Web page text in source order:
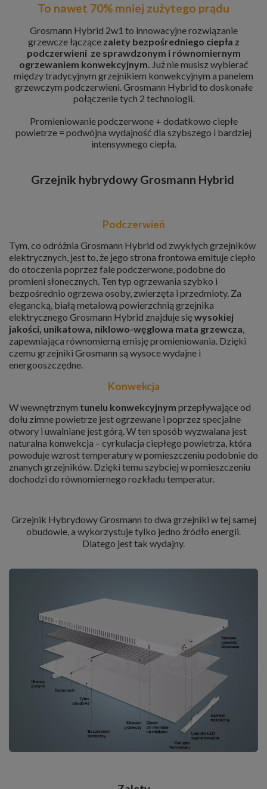
To nawet 70% mniej zużytego prądu
Grosmann Hybrid 2w1 to innowacyjne rozwiązanie
grzewcze łączące zalety bezpośredniego ciepła z
podczerwieni ze sprawdzonym i równomiernym
ogrzewaniem konwekcyjnym. Już nie musisz wybierać
między tradycyjnym grzejnikiem konwekcyjnym a panelem
grzewczym podczerwieni. Grosmann Hybrid to doskonałe
połączenie tych 2 technologii.
Promieniowanie podczerwone + dodatkowo ciepłe
powietrze = podwójna wydajność dla szybszego i bardziej
intensywnego ciepła.
Grzejnik hybrydowy Grosmann Hybrid
Podczerwień
Tym, co odróżnia Grosmann Hybrid od zwykłych grzejników
elektrycznych, jest to, że jego strona frontowa emituje ciepło
do otoczenia poprzez fale podczerwone, podobne do
promieni słonecznych. Ten typ ogrzewania szybko i
bezpośrednio ogrzewa osoby, zwierzęta i przedmioty. Za
elegancką, białą metalową powierzchnią grzejnika
elektrycznego Grosmann Hybrid znajduje sięwysokiej
jakości, unikatowa, niklowo-węglowa mata grzewcza,
zapewniająca równomierną emisję promieniowania. Dzięki
czemu grzejniki Grosmann są wysoce wydajne i
energooszczędne.
Konwekcja
W wewnętrznym tunelu konwekcyjnym przepływające od
dołu zimne powietrze jest ogrzewane i poprzez specjalne
otwory i uwalniane jest górą. W ten sposób wyzwalana jest
naturalna konwekcja – cyrkulacja ciepłego powietrza, która
powoduje wzrost temperatury w pomieszczeniu podobnie do
znanych grzejników. Dzięki temu szybciej w pomieszczeniu
dochodzi do równomiernego rozkładu temperatur.
Grzejnik Hybrydowy Grosmann to dwa grzejniki w tej samej
obudowie, a wykorzystuje tylko jedno źródło energii.
Dlatego jest tak wydajny.